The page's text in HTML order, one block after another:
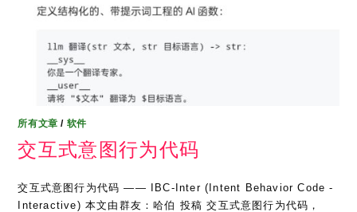
所有文章 / 软件
交互式意图行为代码
交互式意图行为代码 —— IBC-Inter (Intent Behavior Code -
Interactive) 本文由群友：哈伯 投稿 交互式意图行为代码，